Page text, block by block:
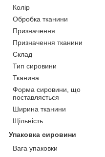
Колір
Обробка тканини
Призначення
Призначення тканини
Склад
Тип сировини
Тканина
Форма сировини, що
поставляється
Ширина тканини
Щільність
Упаковка сировини
Вага упаковки